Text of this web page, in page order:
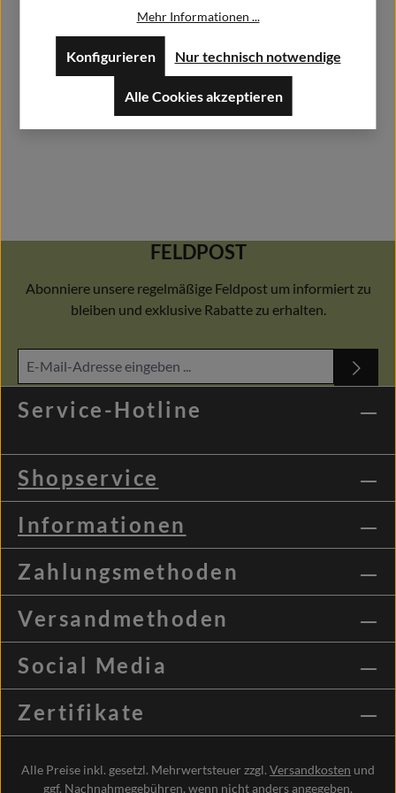
FELDPOST
Abonniere unsere regelmäßige Feldpost um informiert zu
bleiben und exklusive Rabatte zu erhalten.
Service-Hotline
Shopservice
Informationen
Zahlungsmethoden
Versandmethoden
Social Media
Zertifikate
Alle Preise inkl. gesetzl. Mehrwertsteuer zzgl. Versandkosten und
ggf. Nachnahmegebühren, wenn nicht anders angegeben.
Mehr Informationen ...
Nur technisch notwendige
Konfigurieren
Alle Cookies akzeptieren